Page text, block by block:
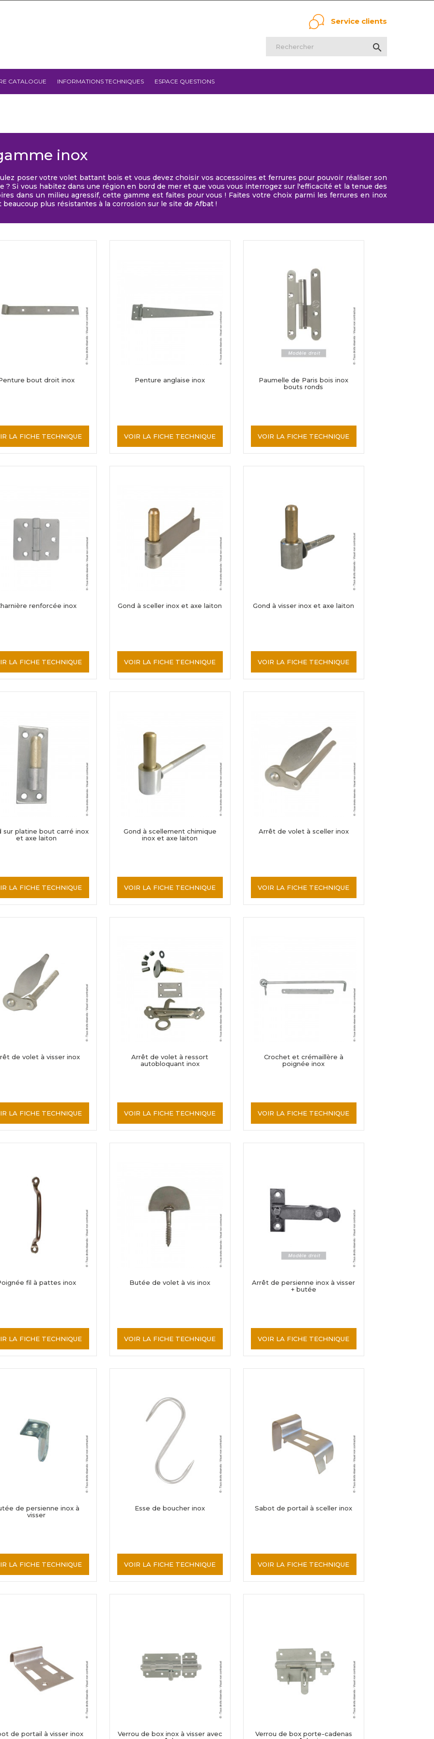
Service clients

CATALOGUE INFORMATIONS TECHNIQUES ESPACE QUESTIONS
inox
poser votre volet battant bois et vous devez choisir vos accessoires et ferrures pour pouvoir réaliser son
? Si vous habitez dans une région en bord de mer et que vous vous interrogez sur l'efficacité et la tenue des
dans un milieu agressif, cette gamme est faites pour vous ! Faites votre choix parmi les ferrures en inox
beaucoup plus résistantes à la corrosion sur le site de Afbat !
bout droit inox
LA FICHE TECHNIQUE
Penture anglaise inox
VOIR LA FICHE TECHNIQUE
Paumelle de Paris bois inox
bouts ronds
VOIR LA FICHE TECHNIQUE
renforcée inox
LA FICHE TECHNIQUE
Gond à sceller inox et axe laiton
VOIR LA FICHE TECHNIQUE
Gond à visser inox et axe laiton
VOIR LA FICHE TECHNIQUE
sur platine bout carré inox
et axe laiton
LA FICHE TECHNIQUE
Gond à scellement chimique
inox et axe laiton
VOIR LA FICHE TECHNIQUE
Arrêt de volet à sceller inox
VOIR LA FICHE TECHNIQUE
de volet à visser inox
LA FICHE TECHNIQUE
Arrêt de volet à ressort
autobloquant inox
VOIR LA FICHE TECHNIQUE
Crochet et crémaillère à
poignée inox
VOIR LA FICHE TECHNIQUE
fil à pattes inox
LA FICHE TECHNIQUE
Butée de volet à vis inox
VOIR LA FICHE TECHNIQUE
Arrêt de persienne inox à visser
+ butée
VOIR LA FICHE TECHNIQUE
de persienne inox à
visser
LA FICHE TECHNIQUE
Esse de boucher inox
VOIR LA FICHE TECHNIQUE
Sabot de portail à sceller inox
VOIR LA FICHE TECHNIQUE
de portail à visser inox
Verrou de box inox à visser avec
Verrou de box porte-cadenas